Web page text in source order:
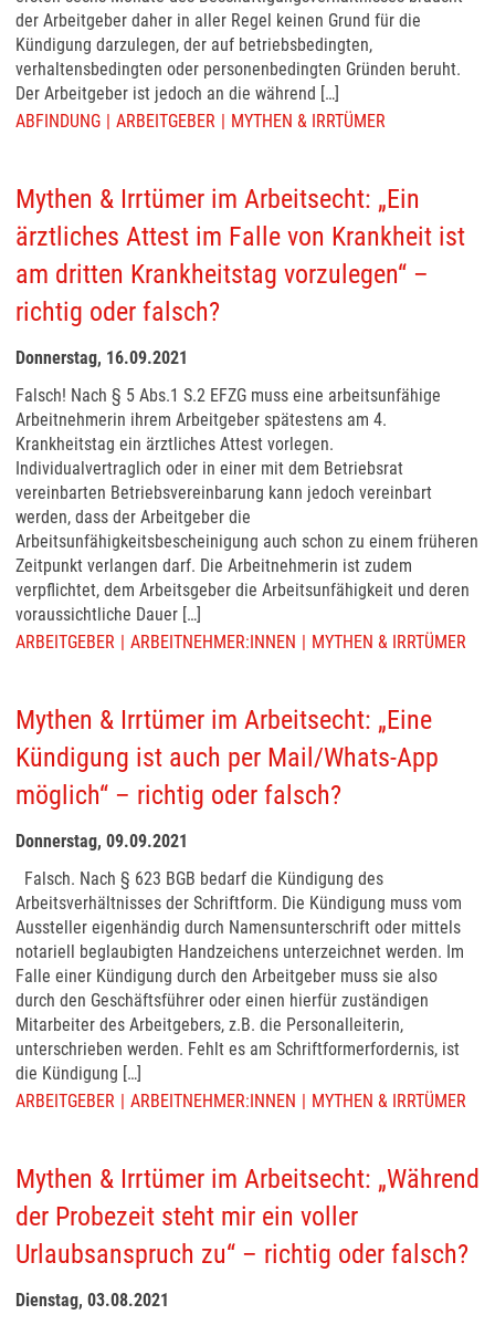
der Arbeitgeber daher in aller Regel keinen Grund für die
Kündigung darzulegen, der auf betriebsbedingten,
verhaltensbedingten oder personenbedingten Gründen beruht.
Der Arbeitgeber ist jedoch an die während […]
ABFINDUNG
ARBEITGEBER MYTHEN & IRRTÜMER
Mythen & Irrtümer im Arbeitsecht: „Ein
ärztliches Attest im Falle von Krankheit ist
am dritten Krankheitstag vorzulegen“ –
richtig oder falsch?
Donnerstag, 16.09.2021
Falsch! Nach § 5 Abs.1 S.2 EFZG muss eine arbeitsunfähige
Arbeitnehmerin ihrem Arbeitgeber spätestens am 4.
Krankheitstag ein ärztliches Attest vorlegen.
Individualvertraglich oder in einer mit dem Betriebsrat
vereinbarten Betriebsvereinbarung kann jedoch vereinbart
werden, dass der Arbeitgeber die
Arbeitsunfähigkeitsbescheinigung auch schon zu einem früheren
Zeitpunkt verlangen darf. Die Arbeitnehmerin ist zudem
verpflichtet, dem Arbeitsgeber die Arbeitsunfähigkeit und deren
voraussichtliche Dauer […]
ARBEITGEBER
ARBEITNEHMER:INNEN MYTHEN & IRRTÜMER
Mythen & Irrtümer im Arbeitsecht: „Eine
Kündigung ist auch per Mail/Whats-App
möglich“ – richtig oder falsch?
Donnerstag, 09.09.2021
Falsch. Nach § 623 BGB bedarf die Kündigung des
Arbeitsverhältnisses der Schriftform. Die Kündigung muss vom
Aussteller eigenhändig durch Namensunterschrift oder mittels
notariell beglaubigten Handzeichens unterzeichnet werden. Im
Falle einer Kündigung durch den Arbeitgeber muss sie also
durch den Geschäftsführer oder einen hierfür zuständigen
Mitarbeiter des Arbeitgebers, z.B. die Personalleiterin,
unterschrieben werden. Fehlt es am Schriftformerfordernis, ist
die Kündigung […]
ARBEITGEBER
ARBEITNEHMER:INNEN MYTHEN & IRRTÜMER
Mythen & Irrtümer im Arbeitsecht: „Während
der Probezeit steht mir ein voller
Urlaubsanspruch zu“ – richtig oder falsch?
Dienstag, 03.08.2021